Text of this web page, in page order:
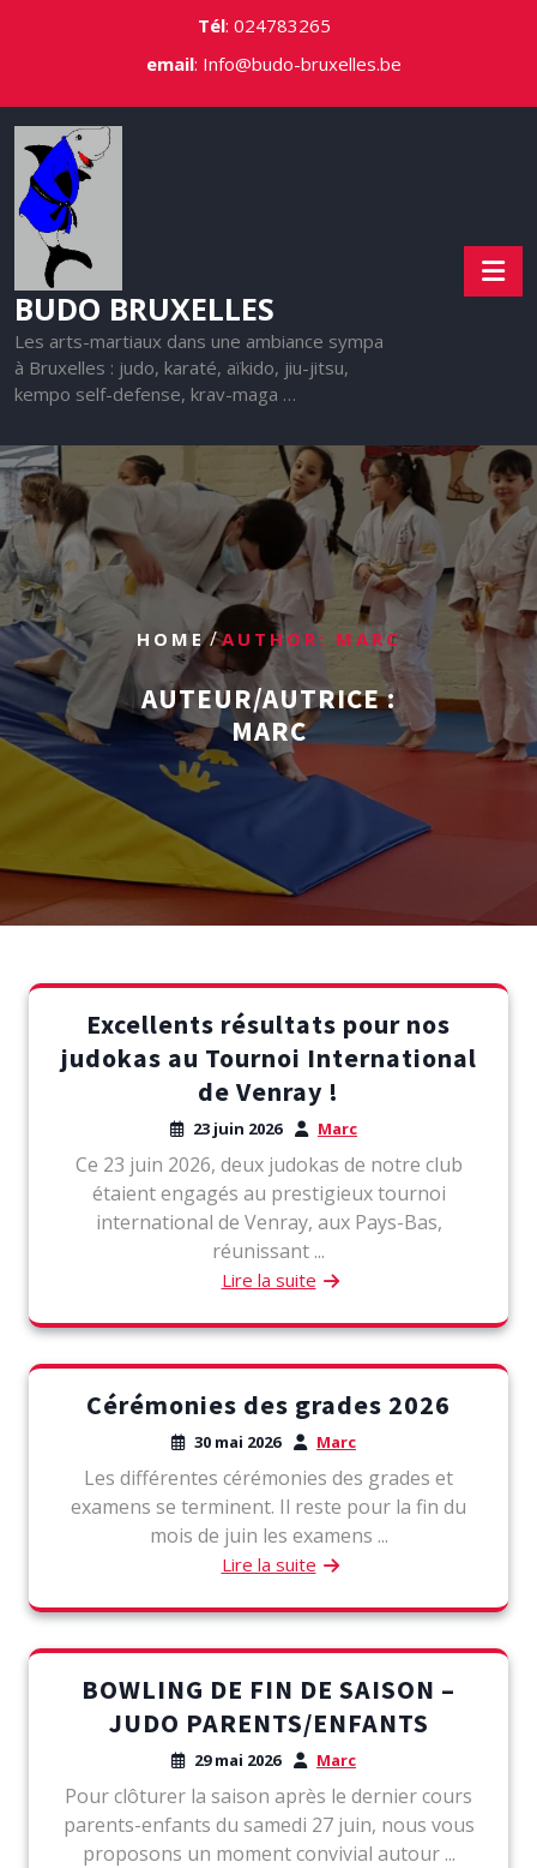
Tél: 024783265
email: Info@budo-bruxelles.be
BUDO BRUXELLES
Les arts-martiaux dans une ambiance sympa
à Bruxelles : judo, karaté, aïkido, jiu-jitsu,
kempo self-defense, krav-maga …
HOME/AUTHOR: MARC
AUTEUR/AUTRICE :
MARC
Excellents résultats pour nos
judokas au Tournoi International
de Venray !
23 juin 2026 Marc
Ce 23 juin 2026, deux judokas de notre club
étaient engagés au prestigieux tournoi
international de Venray, aux Pays-Bas,
réunissant ...
Lire la suite
Cérémonies des grades 2026
30 mai 2026 Marc
Les différentes cérémonies des grades et
examens se terminent. Il reste pour la fin du
mois de juin les examens ...
Lire la suite
BOWLING DE FIN DE SAISON –
JUDO PARENTS/ENFANTS
29 mai 2026 Marc
Pour clôturer la saison après le dernier cours
parents-enfants du samedi 27 juin, nous vous
proposons un moment convivial autour ...